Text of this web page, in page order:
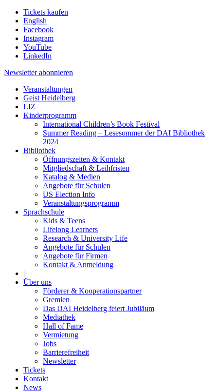
Tickets kaufen
English
Facebook
Instagram
YouTube
LinkedIn
Newsletter abonnieren
Veranstaltungen
Geist Heidelberg
LIZ
Kinderprogramm
International Children’s Book Festival
Summer Reading – Lesesommer der DAI Bibliothek
2024
Bibliothek
Öffnungszeiten & Kontakt
Mitgliedschaft & Leihfristen
Katalog & Medien
Angebote für Schulen
US Election Info
Veranstaltungsprogramm
Sprachschule
Kids & Teens
Lifelong Learners
Research & University Life
Angebote für Schulen
Angebote für Firmen
Kontakt & Anmeldung
|
Über uns
Förderer & Kooperationspartner
Gremien
Das DAI Heidelberg feiert Jubiläum
Mediathek
Hall of Fame
Vermietung
Jobs
Barrierefreiheit
Newsletter
Tickets
Kontakt
News